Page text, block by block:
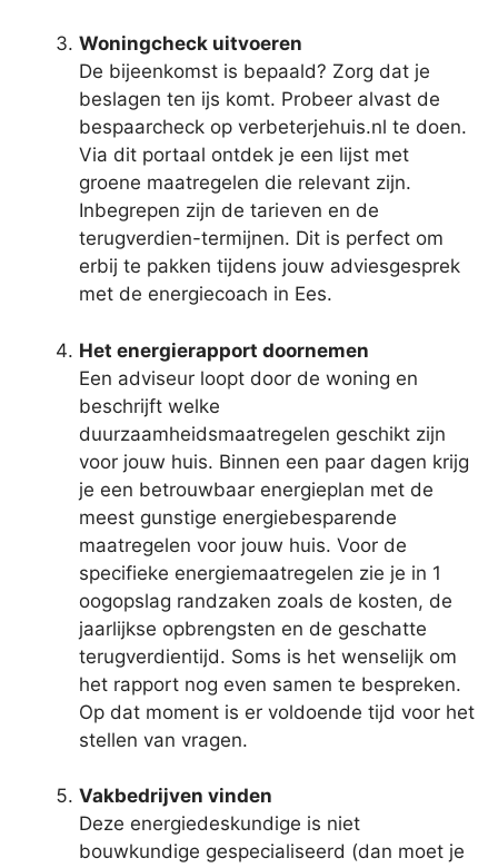
Woningcheck uitvoeren
De bijeenkomst is bepaald? Zorg dat je
beslagen ten ijs komt. Probeer alvast de
bespaarcheck op verbeterjehuis.nl te doen.
Via dit portaal ontdek je een lijst met
groene maatregelen die relevant zijn.
Inbegrepen zijn de tarieven en de
terugverdien-termijnen. Dit is perfect om
erbij te pakken tijdens jouw adviesgesprek
met de energiecoach in Ees.
Het energierapport doornemen
Een adviseur loopt door de woning en
beschrijft welke
duurzaamheidsmaatregelen geschikt zijn
voor jouw huis. Binnen een paar dagen krijg
je een betrouwbaar energieplan met de
meest gunstige energiebesparende
maatregelen voor jouw huis. Voor de
specifieke energiemaatregelen zie je in 1
oogopslag randzaken zoals de kosten, de
jaarlijkse opbrengsten en de geschatte
terugverdientijd. Soms is het wenselijk om
het rapport nog even samen te bespreken.
Op dat moment is er voldoende tijd voor het
stellen van vragen.
Vakbedrijven vinden
Deze energiedeskundige is niet
bouwkundige gespecialiseerd (dan moet je